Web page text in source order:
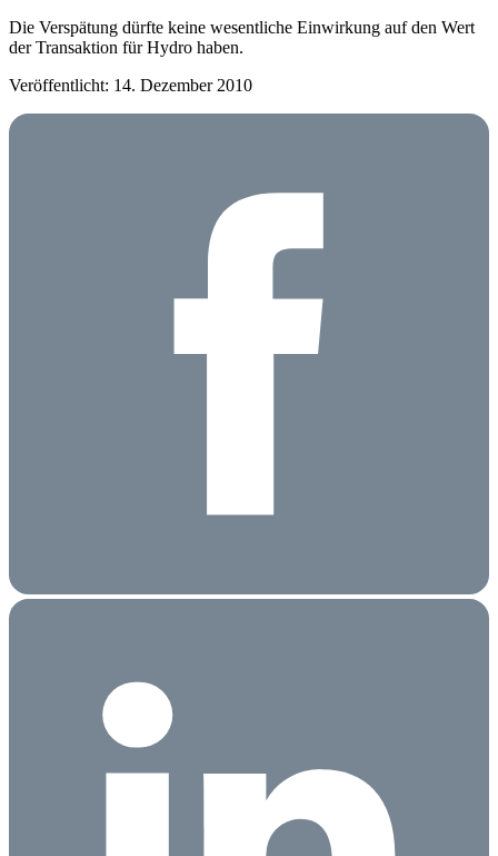
Die Verspätung dürfte keine wesentliche Einwirkung auf den Wert
der Transaktion für Hydro haben.
Veröffentlicht: 14. Dezember 2010